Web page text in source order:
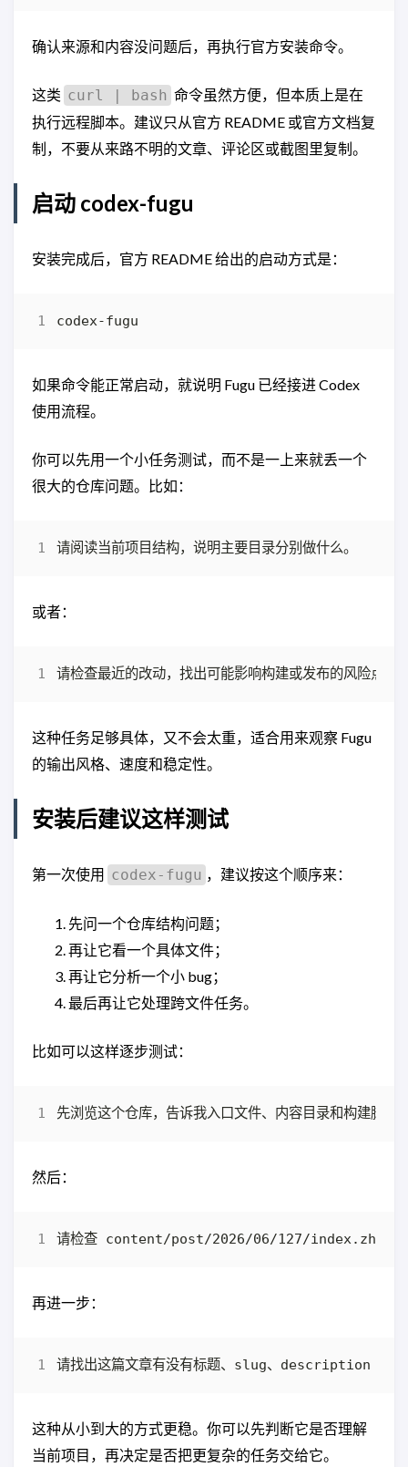
确认来源和内容没问题后，再执行官方安装命令。
这类 curl | bash 命令虽然方便，但本质上是在
执行远程脚本。建议只从官方 README 或官方文档复
制，不要从来路不明的文章、评论区或截图里复制。
启动 codex-fugu
安装完成后，官方 README 给出的启动方式是：
如果命令能正常启动，就说明 Fugu 已经接进 Codex
使用流程。
你可以先用一个小任务测试，而不是一上来就丢一个
很大的仓库问题。比如：
或者：
这种任务足够具体，又不会太重，适合用来观察 Fugu
的输出风格、速度和稳定性。
安装后建议这样测试
第一次使用 codex-fugu ，建议按这个顺序来：
先问一个仓库结构问题；
再让它看一个具体文件；
再让它分析一个小 bug；
最后再让它处理跨文件任务。
比如可以这样逐步测试：
然后：
再进一步：
这种从小到大的方式更稳。你可以先判断它是否理解
当前项目，再决定是否把更复杂的任务交给它。